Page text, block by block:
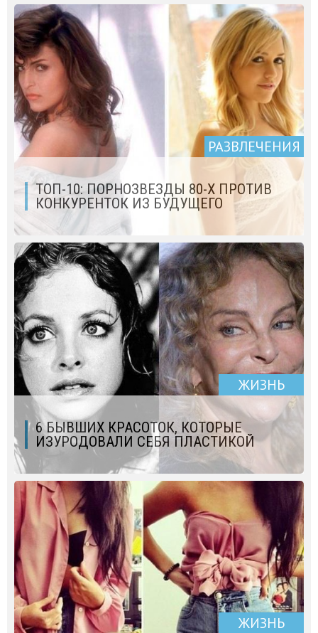
РАЗВЛЕЧЕНИЯ
ТОП-10: ПОРНОЗВЕЗДЫ 80-Х ПРОТИВ
КОНКУРЕНТОК ИЗ БУДУЩЕГО
ЖИЗНЬ
6 БЫВШИХ КРАСОТОК, КОТОРЫЕ
ИЗУРОДОВАЛИ СЕБЯ ПЛАСТИКОЙ
ЖИЗНЬ